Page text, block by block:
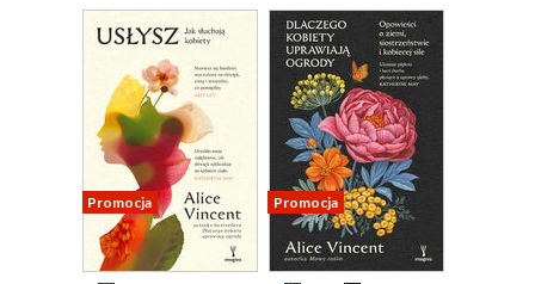
Promocja Promocja